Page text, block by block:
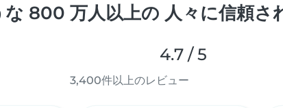
800 万人以上の 人々に信頼さ
4.7 / 5
3,400件以上のレビュー